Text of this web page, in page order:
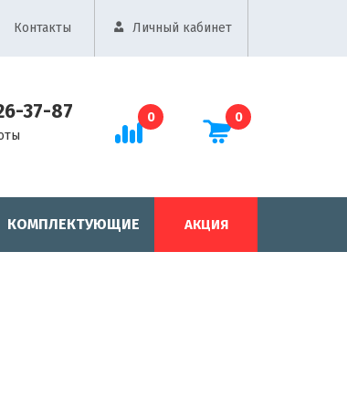
Контакты Личный кабинет
37-87 0 0
КОМПЛЕКТУЮЩИЕ АКЦИЯ